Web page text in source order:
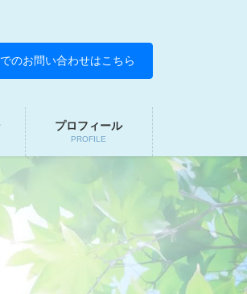
のお問い合わせはこちら
プロフィール
PROFILE